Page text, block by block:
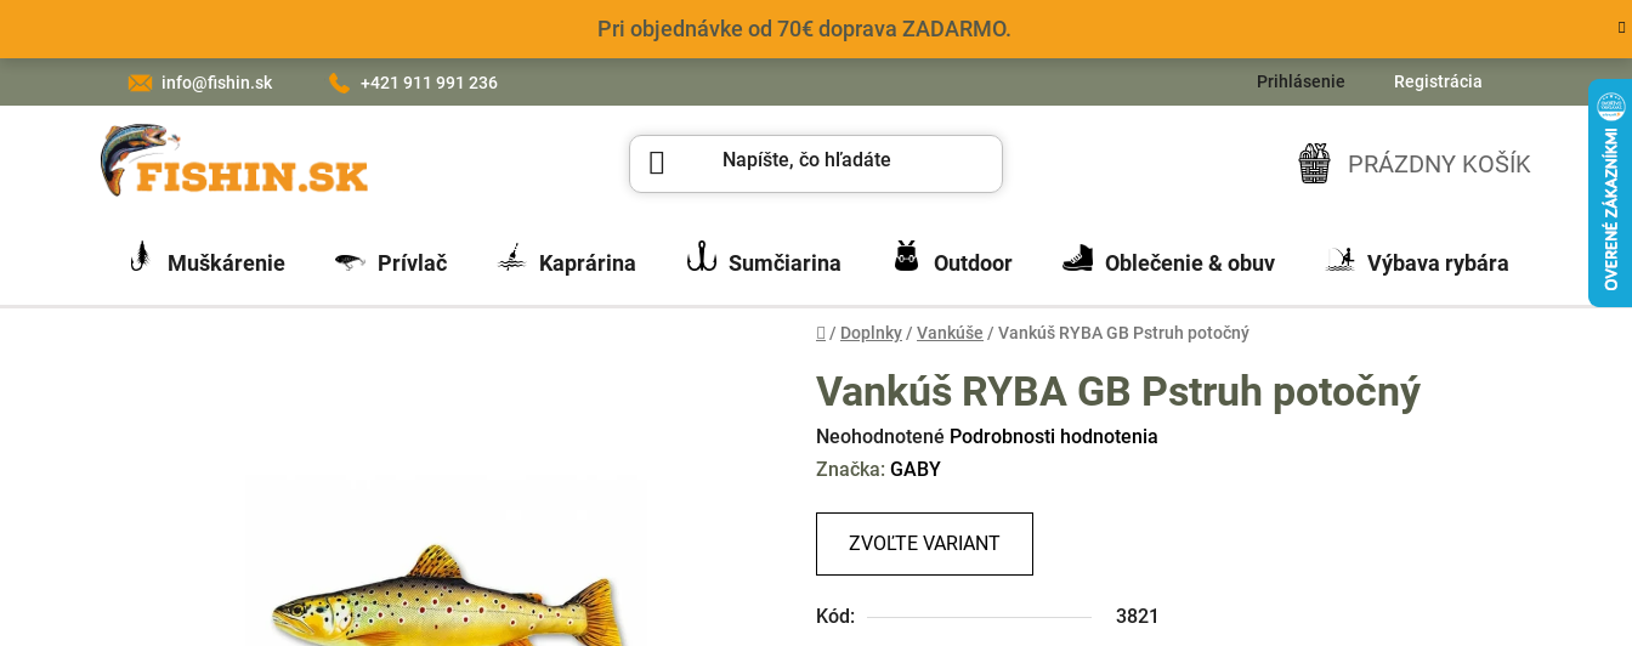
obsah
Pri objednávke od 70€ doprava ZADARMO.
info@fishin.sk +421 911 991 236 Prihlásenie Registrácia
NÁKUPNÝ
KOŠÍK
PRÁZDNY KOŠÍK
Muškárenie Prívlač Kaprárina Sumčiarina Outdoor Oblečenie & obuv Výbava rybára
Domov
/ Doplnky / Vankúše / Vankúš RYBA GB Pstruh potočný
Vankúš RYBA GB Pstruh potočný
Priemerné
hodnotenie
Neohodnotené Podrobnosti hodnotenia
Značka: GABY
ZVOĽTE VARIANT
Kód: 3821